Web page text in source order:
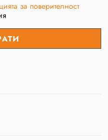
за поверителност